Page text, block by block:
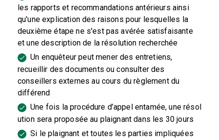
les rapports et recommandations antérieurs ainsi
qu'une explication des raisons pour lesquelles la
deuxième étape ne s'est pas avérée satisfaisante
et une description de la résolution recherchée
Un enquêteur peut mener des entretiens,
recueillir des documents ou consulter des
conseillers externes au cours du règlement du
différend
Une fois la procédure d’appel entamée, une résol
ution sera proposée au plaignant dans les 30 jours
Si le plaignant et toutes les parties impliquées